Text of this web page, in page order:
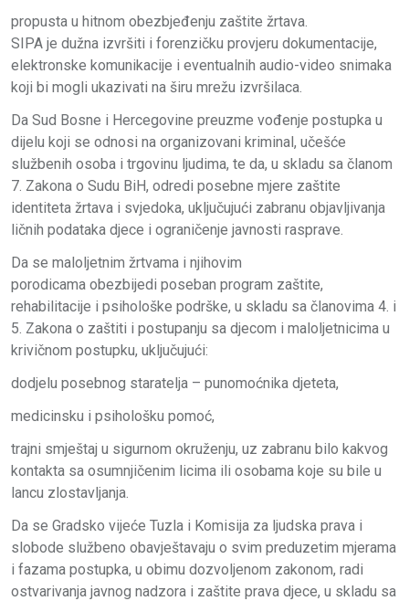
propusta u hitnom obezbjeđenju zaštite žrtava.
SIPA je dužna izvršiti i forenzičku provjeru dokumentacije,
elektronske komunikacije i eventualnih audio-video snimaka
koji bi mogli ukazivati na širu mrežu izvršilaca.
Da Sud Bosne i Hercegovine preuzme vođenje postupka u
dijelu koji se odnosi na organizovani kriminal, učešće
službenih osoba i trgovinu ljudima, te da, u skladu sa članom
7. Zakona o Sudu BiH, odredi posebne mjere zaštite
identiteta žrtava i svjedoka, uključujući zabranu objavljivanja
ličnih podataka djece i ograničenje javnosti rasprave.
Da se maloljetnim žrtvama i njihovim
porodicama obezbijedi poseban program zaštite,
rehabilitacije i psihološke podrške, u skladu sa članovima 4. i
5. Zakona o zaštiti i postupanju sa djecom i maloljetnicima u
krivičnom postupku, uključujući:
dodjelu posebnog staratelja – punomoćnika djeteta,
medicinsku i psihološku pomoć,
trajni smještaj u sigurnom okruženju, uz zabranu bilo kakvog
kontakta sa osumnjičenim licima ili osobama koje su bile u
lancu zlostavljanja.
Da se Gradsko vijeće Tuzla i Komisija za ljudska prava i
slobode službeno obavještavaju o svim preduzetim mjerama
i fazama postupka, u obimu dozvoljenom zakonom, radi
ostvarivanja javnog nadzora i zaštite prava djece, u skladu sa